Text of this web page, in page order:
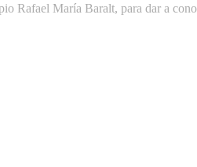
María Baralt, para dar a